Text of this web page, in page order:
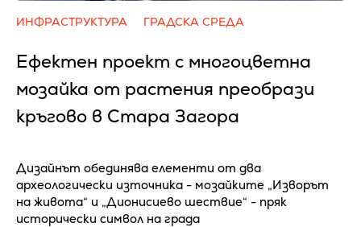
ИНФРАСТРУКТУРА ГРАДСКА СРЕДА
Ефектен проект с многоцветна
мозайка от растения преобрази
кръгово в Стара Загора
Дизайнът обединява елементи от два
археологически източника - мозайките „Изворът
на живота“ и „Дионисиево шествие“ - пряк
исторически символ на града